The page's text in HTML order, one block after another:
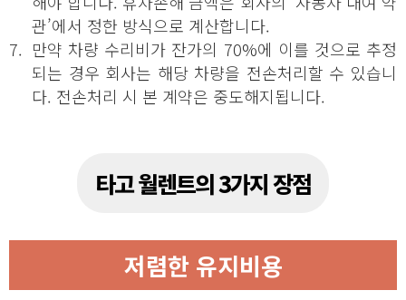
관’에서 정한 방식으로 계산합니다.
7. 만약 차량 수리비가 잔가의 70%에 이를 것으로 추정
되는 경우 회사는 해당 차량을 전손처리할 수 있습니
다. 전손처리 시 본 계약은 중도해지됩니다.
타고 월렌트의 3가지 장점
저렴한 유지비용